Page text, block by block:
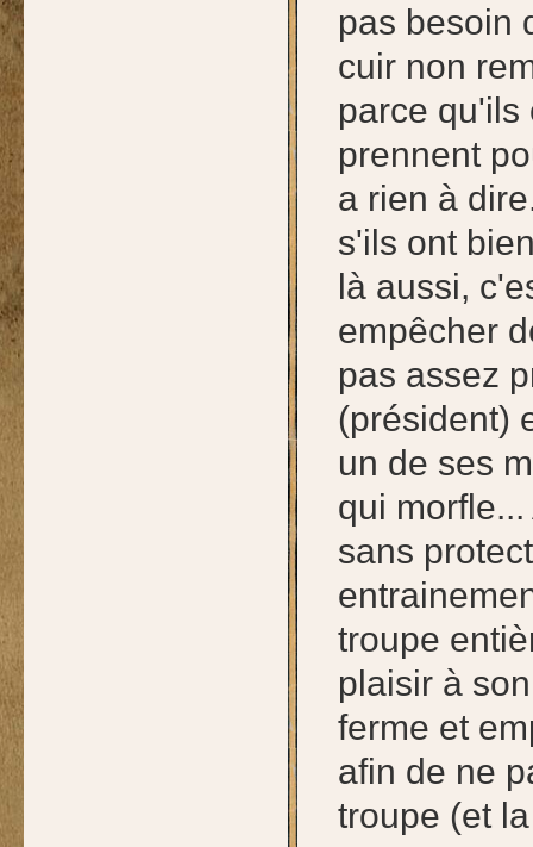
pas besoin
cuir non
parce qu'ils
prennent
a rien à
s'ils ont
là aussi,
empêcher
pas assez
(président)
un de ses
qui
sans
troupe
plaisir à
ferme et
afin de ne
troupe (et